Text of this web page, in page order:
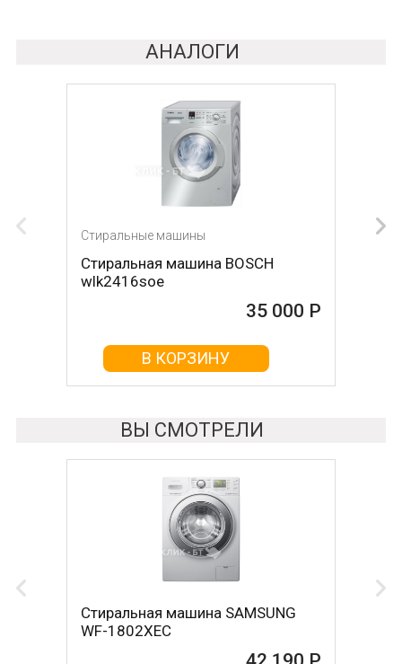
АНАЛОГИ
Стиральные машины
Стиральная машина BOSCH
wlk2416soe
35 000 Р
В КОРЗИНУ
Стиральные машины
Стиральная машина ZANUSSI zwp
581
35 010 Р
В КОРЗИНУ
ВЫ СМОТРЕЛИ
Стиральная машина SAMSUNG
WF-1802XEC